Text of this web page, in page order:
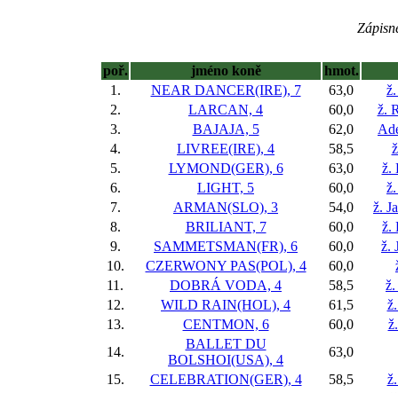
poř. jméno koně
hmot.
1.
NEAR DANCER(IRE), 7 63,0
2.
LARCAN, 4 60,0
ž.
3.
BAJAJA, 5 62,0
4.
LIVREE(IRE), 4 58,5
5.
LYMOND(GER), 6 63,0
ž.
6.
LIGHT, 5 60,0
7.
ARMAN(SLO), 3 54,0
ž.
8.
BRILIANT, 7 60,0
ž.
9.
SAMMETSMAN(FR), 6 60,0
ž.
10.
CZERWONY PAS(POL), 4 60,0
11.
DOBRÁ VODA, 4 58,5
ž.
12.
WILD RAIN(HOL), 4 61,5
13.
CENTMON, 6 60,0
14.
BALLET DU
BOLSHOI(USA), 4
63,0
15.
CELEBRATION(GER), 4 58,5